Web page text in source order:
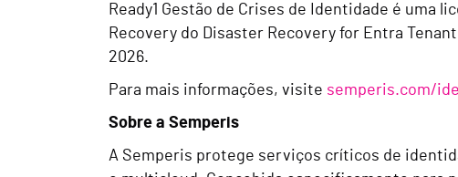
Ready1 Gestão de Crises de Identidade é
Recovery do Disaster Recovery for Entra
2026.
Para mais informações, visite semperis.com/
Sobre a Semperis
A Semperis protege serviços críticos de